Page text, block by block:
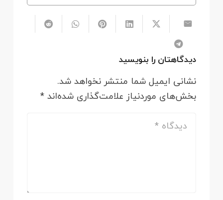
دیدگاهتان را بنویسید
نشانی ایمیل شما منتشر نخواهد شد.
بخش‌های موردنیاز علامت‌گذاری شده‌اند*